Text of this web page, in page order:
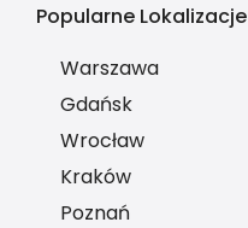
Popularne Lokalizacje
Warszawa
Gdańsk
Wrocław
Kraków
Poznań